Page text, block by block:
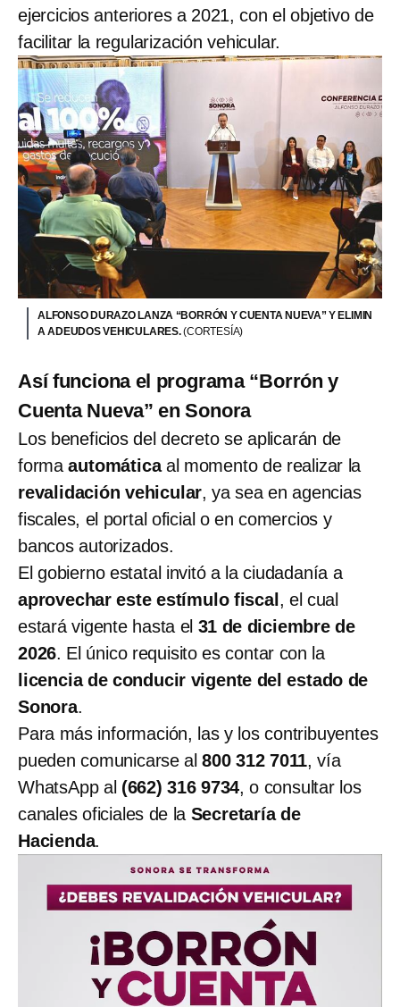
ejercicios anteriores a 2021, con el objetivo de
facilitar la regularización vehicular.
ALFONSO DURAZO LANZA “BORRÓN Y CUENTA NUEVA” Y ELIMIN
A ADEUDOS VEHICULARES.(CORTESÍA)
Así funciona el programa “Borrón y
Cuenta Nueva” en Sonora
Los beneficios del decreto se aplicarán de
formaautomáticaal momento de realizar la
revalidación vehicular, ya sea en agencias
fiscales, el portal oficial o en comercios y
bancos autorizados.
El gobierno estatal invitó a la ciudadanía a
aprovechar este estímulo fiscal, el cual
estará vigente hasta el 31 de diciembre de
2026. El único requisito es contar con la
licencia de conducir vigente del estado de
Sonora.
Para más información, las y los contribuyentes
pueden comunicarse al800 312 7011, vía
WhatsApp al (662) 316 9734, o consultar los
canales oficiales de la Secretaría de
Hacienda.